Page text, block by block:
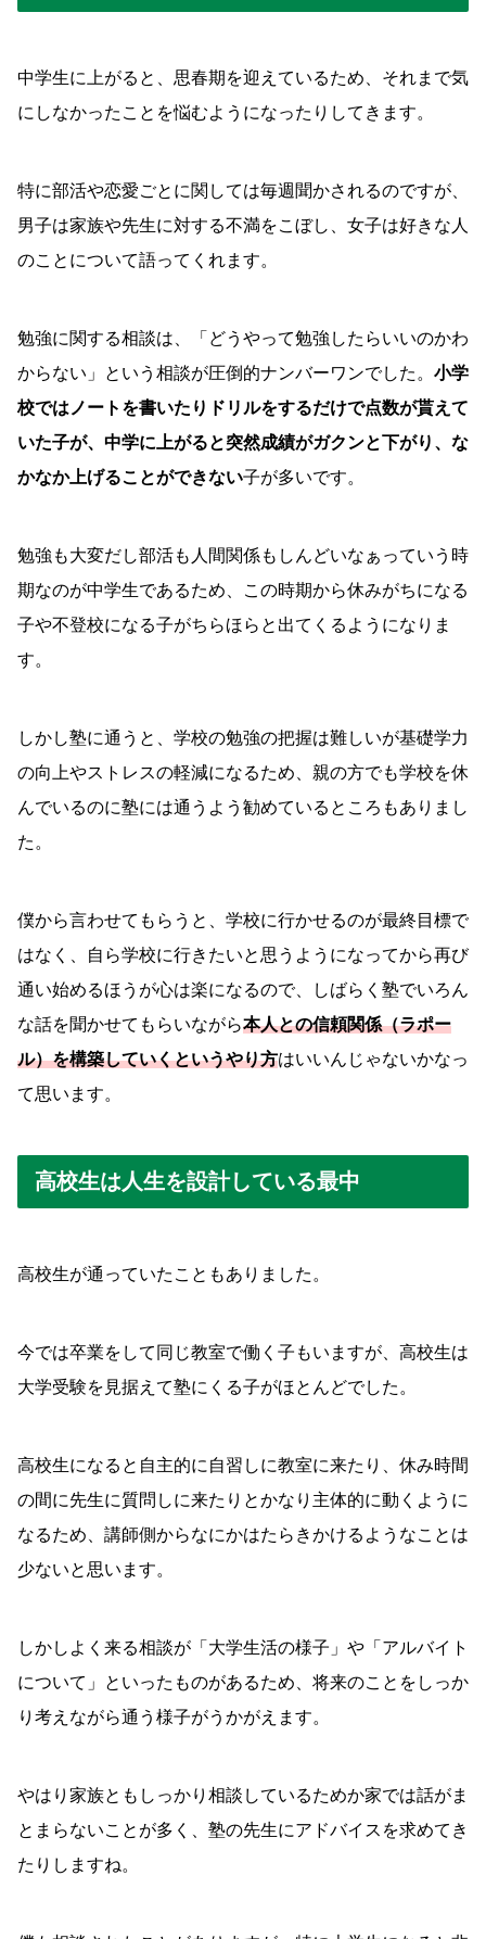
中学生に上がると、思春期を迎えているため、それまで気
にしなかったことを悩むようになったりしてきます。
特に部活や恋愛ごとに関しては毎週聞かされるのですが、
男子は家族や先生に対する不満をこぼし、女子は好きな人
のことについて語ってくれます。
勉強に関する相談は、「どうやって勉強したらいいのかわ
からない」という相談が圧倒的ナンバーワンでした。 小学
校ではノートを書いたりドリルをするだけで点数が貰えて
いた子が、中学に上がると突然成績がガクンと下がり、な
かなか上げることができない子が多いです。
勉強も大変だし部活も人間関係もしんどいなぁっていう時
期なのが中学生であるため、この時期から休みがちになる
子や不登校になる子がちらほらと出てくるようになりま
す。
しかし塾に通うと、学校の勉強の把握は難しいが基礎学力
の向上やストレスの軽減になるため、親の方でも学校を休
んでいるのに塾には通うよう勧めているところもありまし
た。
僕から言わせてもらうと、学校に行かせるのが最終目標で
はなく、自ら学校に行きたいと思うようになってから再び
通い始めるほうが心は楽になるので、しばらく塾でいろん
な話を聞かせてもらいながら本人との信頼関係（ラポー
ル）を構築していくというやり方はいいんじゃないかなっ
て思います。
高校生は人生を設計している最中
高校生が通っていたこともありました。
今では卒業をして同じ教室で働く子もいますが、高校生は
大学受験を見据えて塾にくる子がほとんどでした。
高校生になると自主的に自習しに教室に来たり、休み時間
の間に先生に質問しに来たりとかなり主体的に動くように
なるため、講師側からなにかはたらきかけるようなことは
少ないと思います。
しかしよく来る相談が「大学生活の様子」や「アルバイト
について」といったものがあるため、将来のことをしっか
り考えながら通う様子がうかがえます。
やはり家族ともしっかり相談しているためか家では話がま
とまらないことが多く、塾の先生にアドバイスを求めてき
たりしますね。